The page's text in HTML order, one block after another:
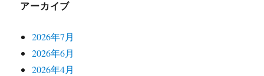
アーカイブ
2026年7月
2026年6月
2026年4月